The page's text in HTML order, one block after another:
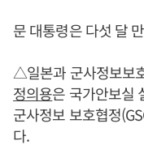
문 대통령은 다섯 달
△일본과 군사정보보
정의용은 국가안보실
군사정보 보호협정
다.